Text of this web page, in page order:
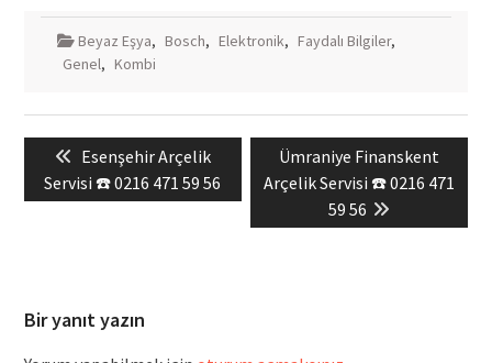
Beyaz Eşya, Bosch, Elektronik, Faydalı Bilgiler,
Genel, Kombi
gezinmesi
Previous
post:
Esenşehir Arçelik
Servisi ☎️ 0216 471 59 56
Next
post:
Ümraniye Finanskent
Arçelik Servisi ☎️ 0216 471
59 56
Bir yanıt yazın